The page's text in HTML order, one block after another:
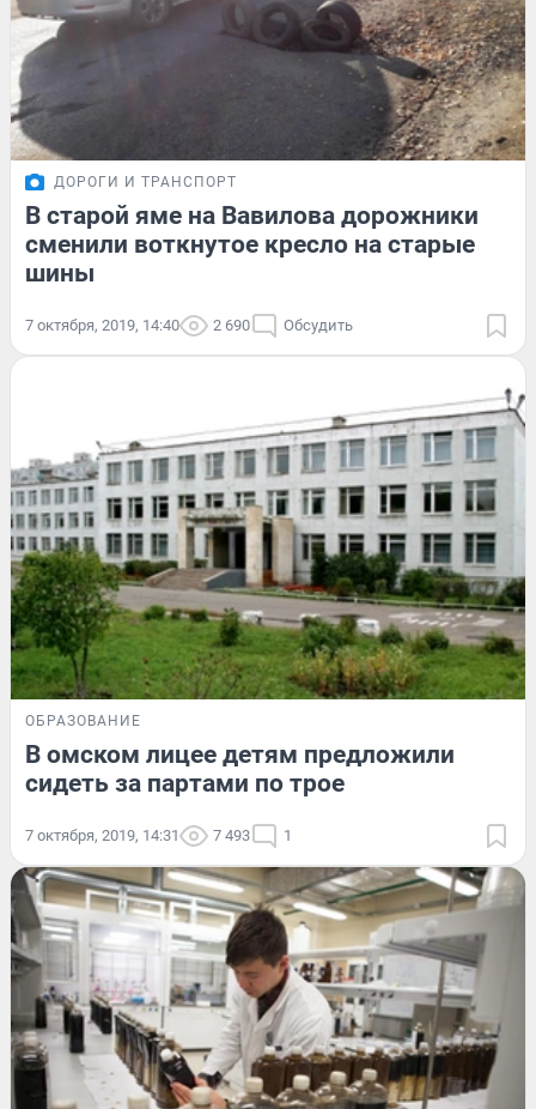
ДОРОГИ И ТРАНСПОРТ
В старой яме на Вавилова дорожники
сменили воткнутое кресло на старые
шины
7 октября, 2019, 14:40 2 690 Обсудить
ОБРАЗОВАНИЕ
В омском лицее детям предложили
сидеть за партами по трое
7 октября, 2019, 14:31 7 493 1